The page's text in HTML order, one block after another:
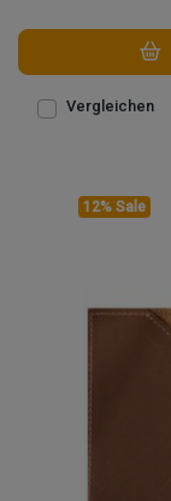
Vergleichen
12% Sale